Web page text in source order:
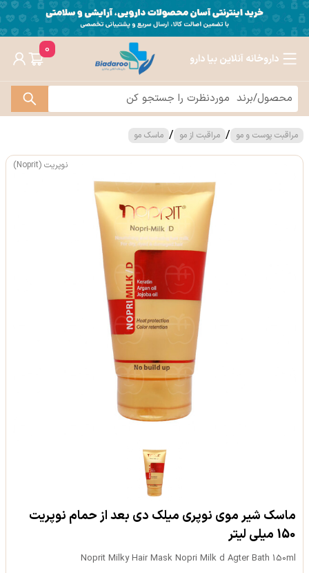
داروخانه آنلاین بیا دارو
0
مراقبت پوست و مو / مراقبت از مو / ماسک مو
نوپریت (Noprit)
ماسک شیر موی نوپری میلک دی بعد از حمام نوپریت
150 میلی لیتر
Noprit Milky Hair Mask Nopri Milk d Agter Bath 150ml